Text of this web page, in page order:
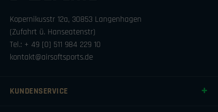
Kopernikusstr 12a, 30853 Langenhagen
(Zufahrt ü. Hanseatenstr)
Tel.: + 49 [0] 511 984 229 10
kontakt@airsoftsports.de
KUNDENSERVICE